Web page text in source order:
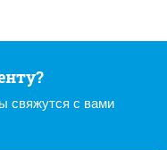
свяжутся с вами